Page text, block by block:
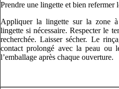
Prendre une lingette et bien refermer
Appliquer la lingette sur la zone
lingette si nécessaire. Respecter le
recherchée. Laisser sécher. Le
contact prolongé avec la peau ou
l’emballage après chaque ouverture.